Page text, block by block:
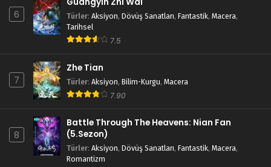
6
Guangyin Zhi Wai
Türler: Aksiyon, Dövüş Sanatları, Fantastik, Macera,
Tarihsel
7.5
7
Zhe Tian
Türler: Aksiyon, Bilim-Kurgu, Macera
7.90
8
Battle Through The Heavens: Nian Fan
(5.Sezon)
Türler: Aksiyon, Dövüş Sanatları, Fantastik, Macera,
Romantizm